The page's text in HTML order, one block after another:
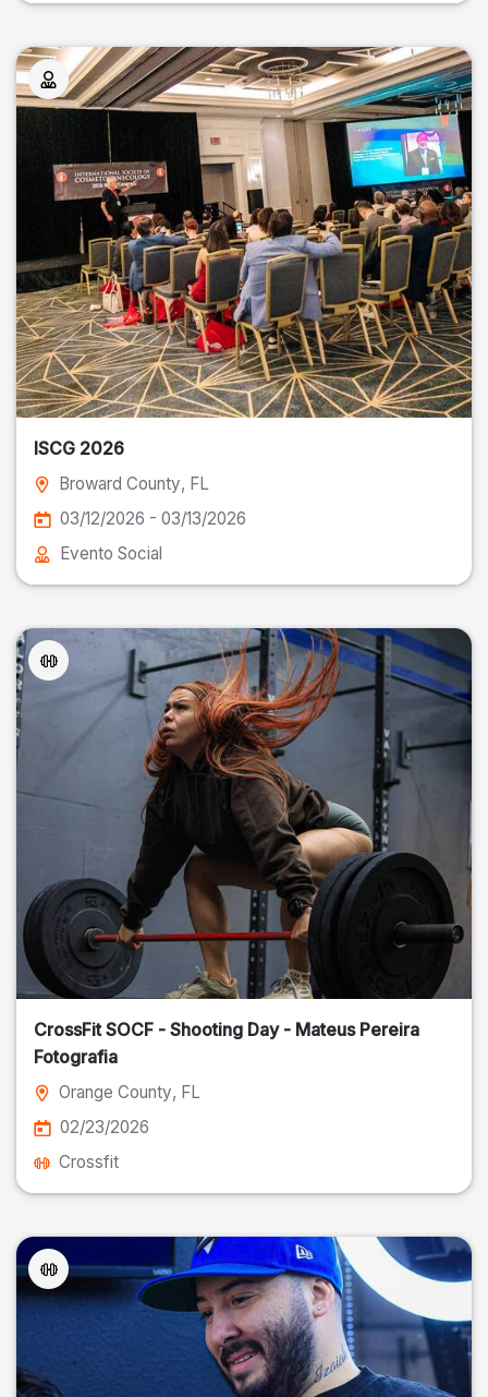
ISCG 2026
Broward County, FL
03/12/2026 - 03/13/2026
Evento Social
CrossFit SOCF - Shooting Day - Mateus Pereira
Fotografia
Orange County, FL
02/23/2026
Crossfit